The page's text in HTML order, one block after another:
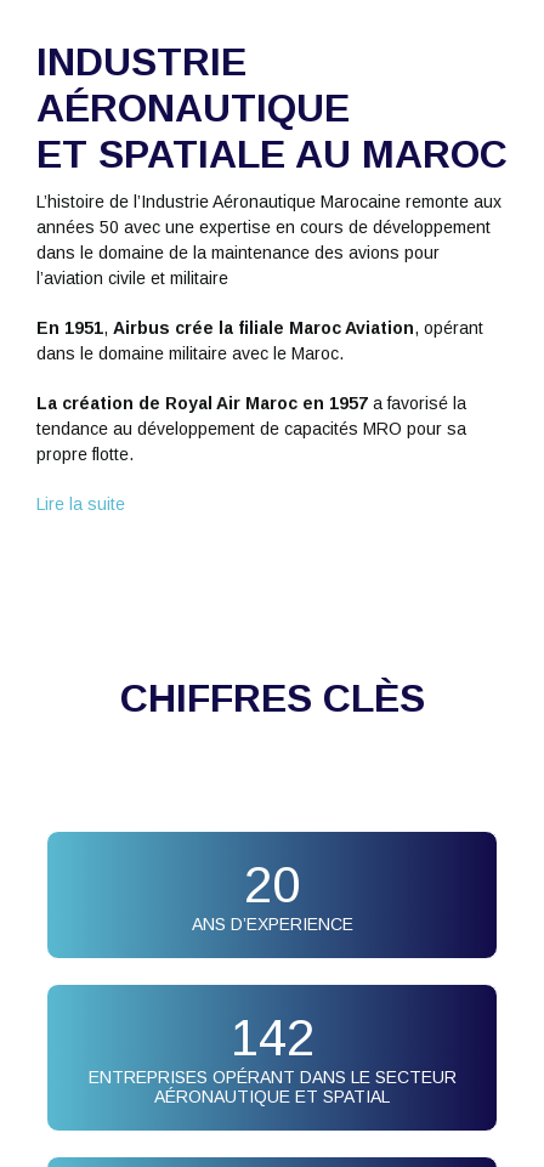
INDUSTRIE
AÉRONAUTIQUE
ET SPATIALE AU MAROC
L’histoire de l’Industrie Aéronautique Marocaine remonte aux
années 50 avec une expertise en cours de développement
dans le domaine de la maintenance des avions pour
l’aviation civile et militaire
En 1951, Airbus crée la filiale Maroc Aviation, opérant
dans le domaine militaire avec le Maroc.
La création de Royal Air Maroc en 1957a favorisé la
tendance au développement de capacités MRO pour sa
propre flotte.
Lire la suite
CHIFFRES CLÈS
20
ANS D’EXPERIENCE
142
ENTREPRISES OPÉRANT DANS LE SECTEUR
AÉRONAUTIQUE ET SPATIAL